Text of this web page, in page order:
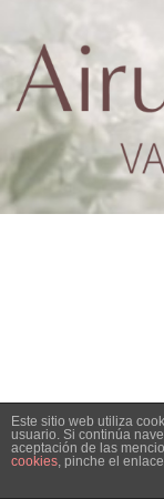
Este sitio web utiliza
usuario. Si continúa
aceptación de las
cookies, pinche el